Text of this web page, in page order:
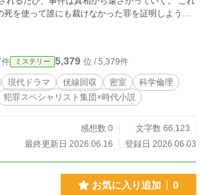
死を使って誰にも裁けなかった罪を証明しようと
証明に巻き込まれた人々の物語。 この作品は
ミステリー 5,379 位 / 5,379件
現代ドラマ 伏線回収 密室
科学倫理
犯罪スペシャリスト集団×時代小説
感想数 0
文字数 66,123
最終更新日 2026.06.16
登録日 2026.06.03
お気に入り追加 0